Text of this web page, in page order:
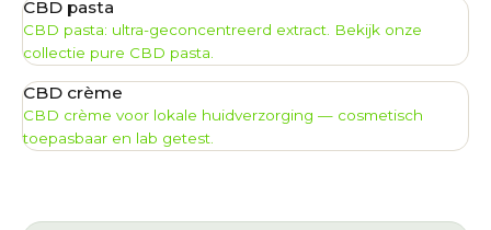
CBD pasta
CBD pasta: ultra-geconcentreerd extract. Bekijk onze
collectie pure CBD pasta.
CBD crème
CBD crème voor lokale huidverzorging — cosmetisch
toepasbaar en lab getest.